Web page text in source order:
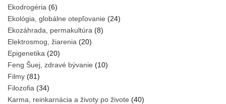
Ekodrogéria (6)
Ekológia, globálne otepľovanie (24)
Ekozáhrada, permakultúra (8)
Elektrosmog, žiarenia (20)
Epigenetika (20)
Feng Šuej, zdravé bývanie (10)
Filmy (81)
Filozofia (34)
Karma, reinkarnácia a životy po živote (40)